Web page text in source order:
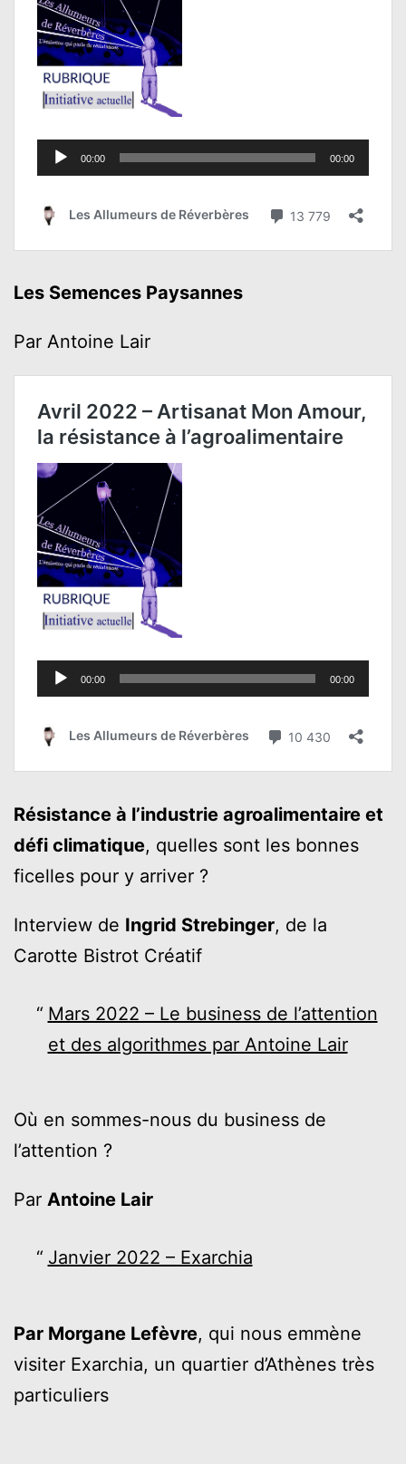
Les Semences Paysannes
Par Antoine Lair
Résistance à l’industrie agroalimentaire et
défi climatique, quelles sont les bonnes
ficelles pour y arriver ?
Interview de Ingrid Strebinger, de la
Carotte Bistrot Créatif
Mars 2022 – Le business de l’attention
et des algorithmes par Antoine Lair
Où en sommes-nous du business de
l’attention ?
Par Antoine Lair
Janvier 2022 – Exarchia
Par Morgane Lefèvre, qui nous emmène
visiter Exarchia, un quartier d’Athènes très
particuliers